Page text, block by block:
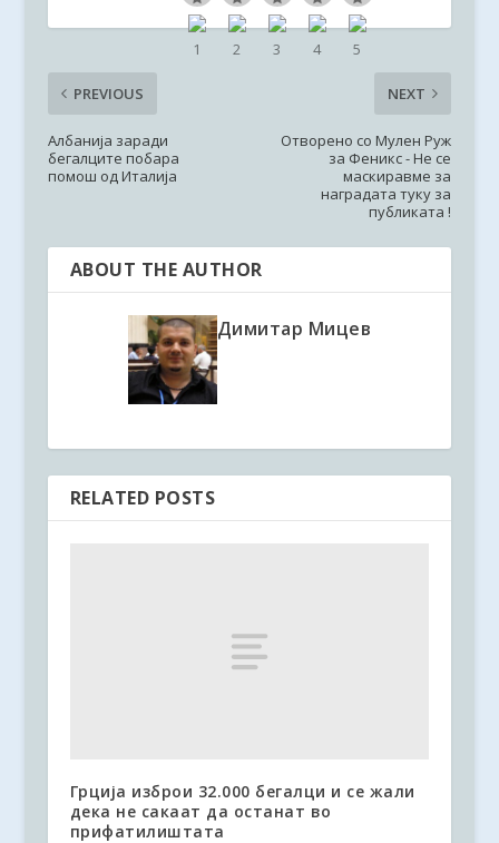
PREVIOUS
Албанија заради
бегалците побара
помош од Италија
NEXT
Отворено со Мулен Руж
за Феникс - Не се
маскиравме за
наградата туку за
публиката !
ABOUT THE AUTHOR
Димитар Мицев
RELATED POSTS
Грција изброи 32.000 бегалци и се жали
дека не сакаат да останат во
прифатилиштата